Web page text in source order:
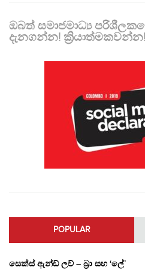
ඔබත් සමාජමාධ්‍ය
දැනගන්න! ක්‍රියාත්මකවන්න!
POPULAR
සෙක්ස් ඇන්ඩ් ලව් – බ්‍රා සහ ‘ලේ’